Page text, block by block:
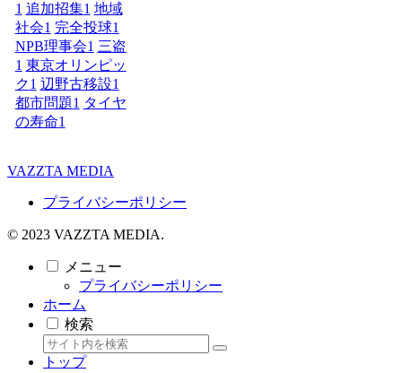
1 追加招集1 地域
社会1 完全投球1
NPB理事会1 三盗
1 東京オリンピッ
ク1 辺野古移設1
都市問題1 タイヤ
の寿命1
VAZZTA MEDIA
プライバシーポリシー
© 2023 VAZZTA MEDIA.
メニュー
プライバシーポリシー
ホーム
検索
トップ